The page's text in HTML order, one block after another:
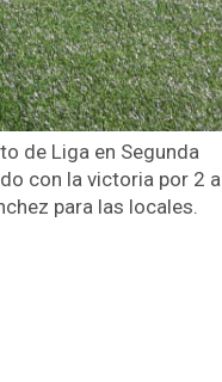
de Liga en Segunda
con la victoria por 2 a
para las locales.